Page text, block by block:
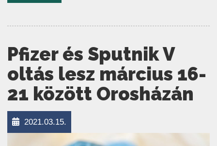
Pfizer és Sputnik V
oltás lesz március 16-
21 között Orosházán
2021.03.15.